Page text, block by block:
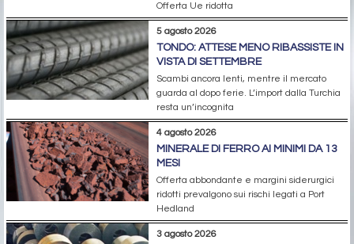
Offerta Ue ridotta
5 agosto 2026
TONDO: ATTESE MENO RIBASSISTE IN
VISTA DI SETTEMBRE
Scambi ancora lenti, mentre il mercato
guarda al dopo ferie. L’import dalla Turchia
resta un’incognita
4 agosto 2026
MINERALE DI FERRO AI MINIMI DA 13
MESI
Offerta abbondante e margini siderurgici
ridotti prevalgono sui rischi legati a Port
Hedland
3 agosto 2026